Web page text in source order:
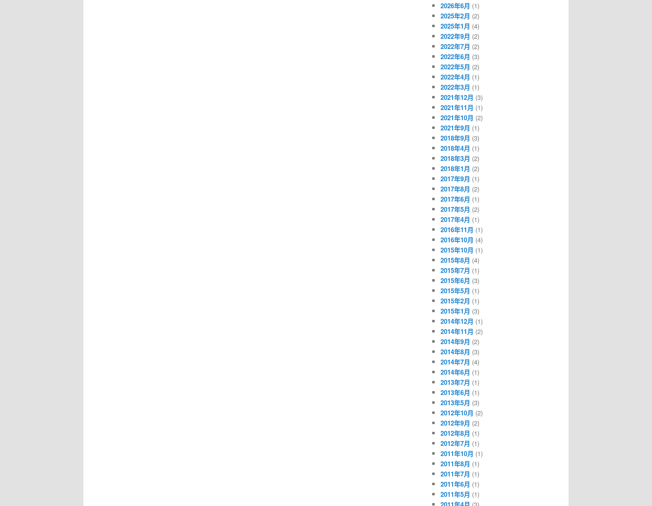
2026年6月 (1)
2025年2月 (2)
2025年1月 (4)
2022年9月 (2)
2022年7月 (2)
2022年6月 (3)
2022年5月 (2)
2022年4月 (1)
2022年3月 (1)
2021年12月 (3)
2021年11月 (1)
2021年10月 (2)
2021年9月 (1)
2018年9月 (3)
2018年4月 (1)
2018年3月 (2)
2018年1月 (2)
2017年9月 (1)
2017年8月 (2)
2017年6月 (1)
2017年5月 (2)
2017年4月 (1)
2016年11月 (1)
2016年10月 (4)
2015年10月 (1)
2015年8月 (4)
2015年7月 (1)
2015年6月 (3)
2015年5月 (1)
2015年2月 (1)
2015年1月 (3)
2014年12月 (1)
2014年11月 (2)
2014年9月 (2)
2014年8月 (3)
2014年7月 (4)
2014年6月 (1)
2013年7月 (1)
2013年6月 (1)
2013年5月 (3)
2012年10月 (2)
2012年9月 (2)
2012年8月 (1)
2012年7月 (1)
2011年10月 (1)
2011年8月 (1)
2011年7月 (1)
2011年6月 (1)
2011年5月 (1)